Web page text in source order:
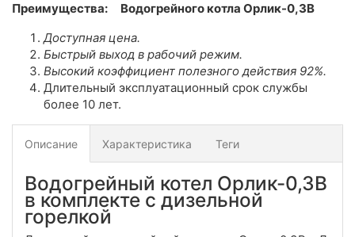
Преимущества:
Водогрейного котла Орлик-0,3В
Доступная цена.
Быстрый выход в рабочий режим.
Высокий коэффициент полезного действия 92%.
Длительный эксплуатационный срок службы
более 10 лет.
Описание Характеристика Теги
Водогрейный котел Орлик-0,3В
в комплекте с дизельной
горелкой